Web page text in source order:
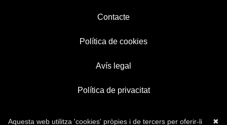
Contacte
Política de cookies
Avís legal
Política de privacitat
✖
Aquesta web utilitza 'cookies' pròpies i de tercers per oferir-li